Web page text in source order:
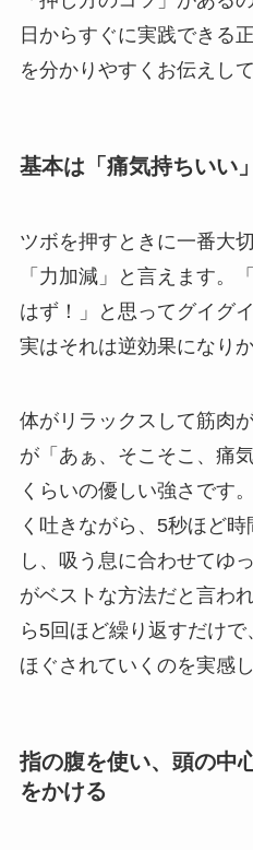
日からすぐに実践できる
を分かりやすくお伝えし
基本は「痛気持ちいい
ツボを押すときに一番大
「力加減」と言えます。
はず！」と思ってグイグ
実はそれは逆効果になり
体がリラックスして筋肉
が「あぁ、そこそこ、痛
くらいの優しい強さです
く吐きながら、5秒ほど
し、吸う息に合わせてゆ
がベストな方法だと言わ
ら5回ほど繰り返すだけ
ほぐされていくのを実感
指の腹を使い、頭の中
をかける